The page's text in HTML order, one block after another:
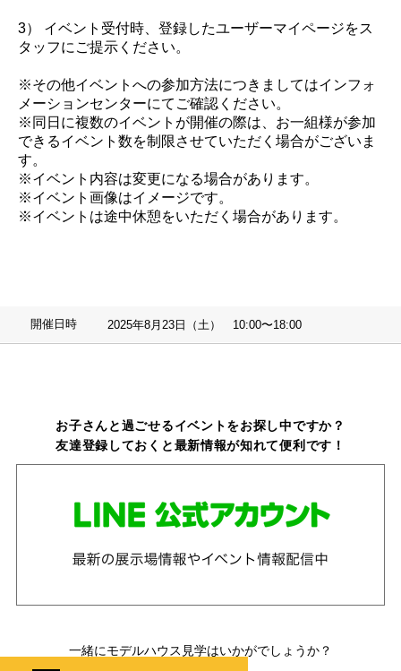
3） イベント受付時、登録したユーザーマイページをス
タッフにご提示ください。
※その他イベントへの参加方法につきましてはインフォ
メーションセンターにてご確認ください。
※同日に複数のイベントが開催の際は、お一組様が参加
できるイベント数を制限させていただく場合がございま
す。
※イベント内容は変更になる場合があります。
※イベント画像はイメージです。
※イベントは途中休憩をいただく場合があります。
開催日時 2025年8月23日（土） 10:00〜18:00
お子さんと過ごせるイベントをお探し中ですか？
友達登録しておくと最新情報が知れて便利です！
一緒にモデルハウス見学はいかがでしょうか？